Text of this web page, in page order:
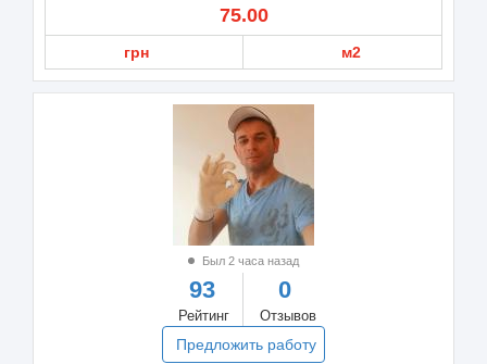
75.00
грн м2
Был 2 часа назад
93
Рейтинг
0
Отзывов
Предложить работу